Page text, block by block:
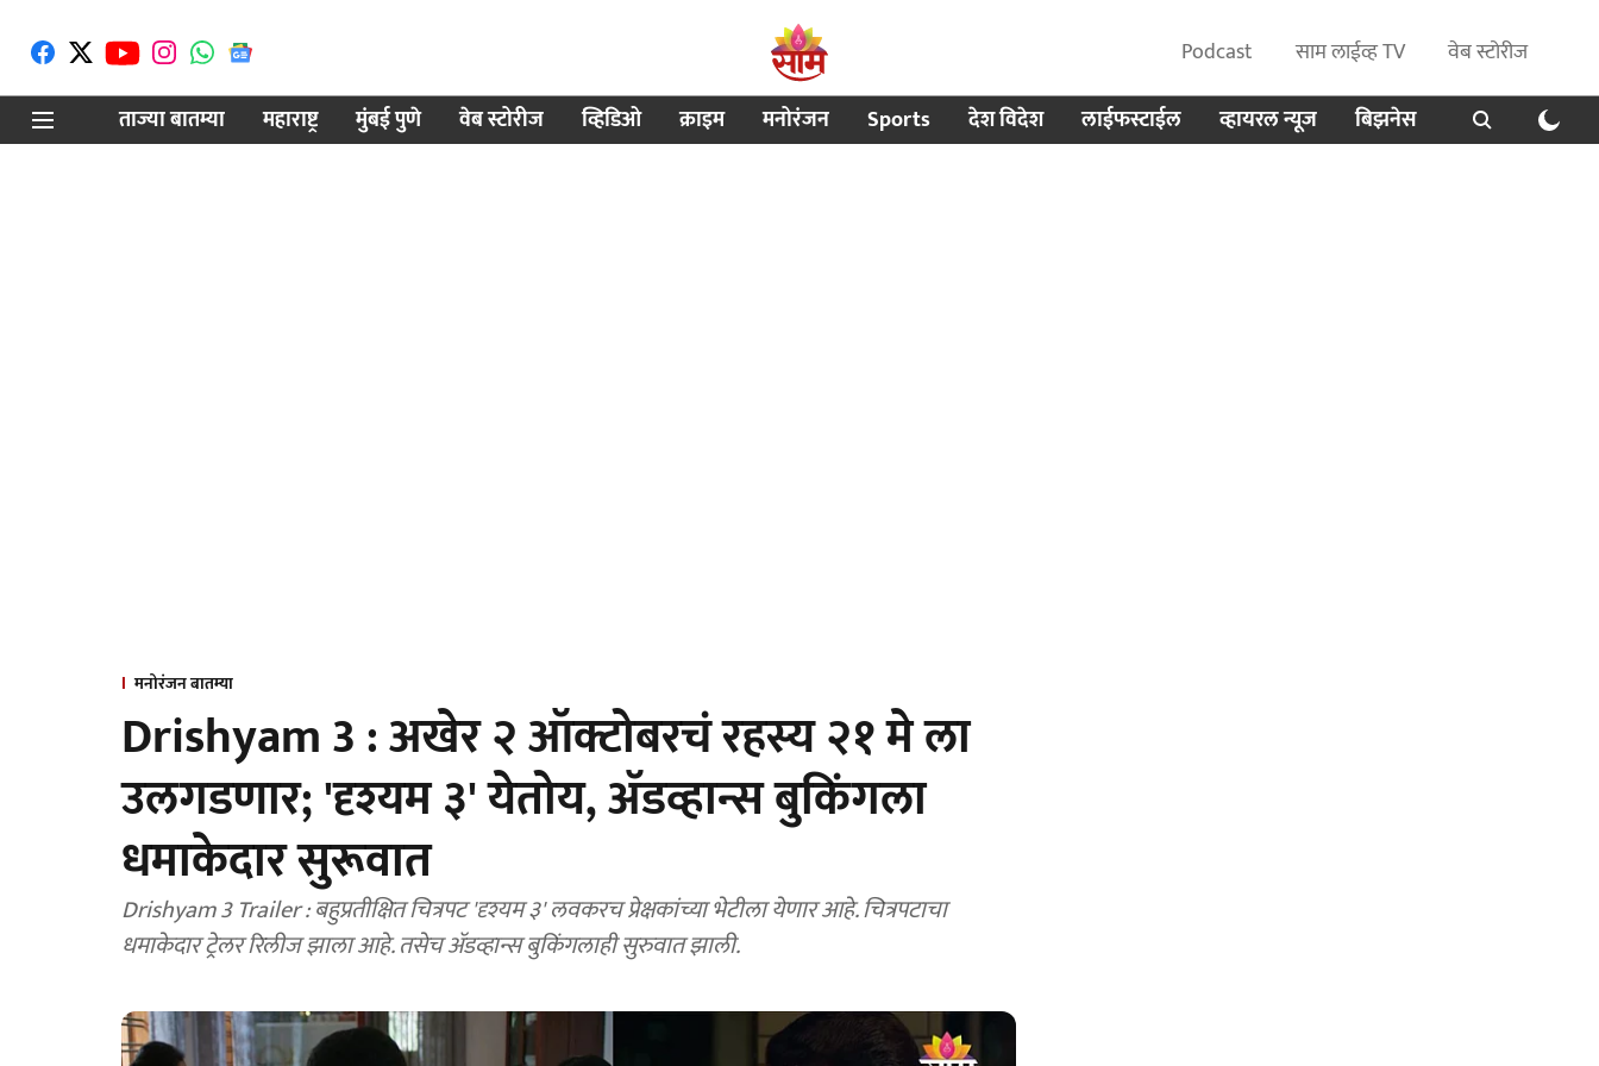
Podcast साम लाईव्ह TV
वेब स्टोरीज
ताज्या बातम्या
महाराष्ट्र मुंबई पुणे वेब स्टोरीज व्हिडिओ क्राइम मनोरंजन Sports देश विदेश लाईफस्टाईल व्हायरल न्यूज बिझनेस
मनोरंजन बातम्या
Drishyam 3 : अखेर २ ऑक्टोबरचं रहस्य २१ मे ला
उलगडणार; 'दृश्यम ३' येतोय, अ‍ॅडव्हान्स बुकिंगला
धमाकेदार सुरूवात
Drishyam 3 Trailer : बहुप्रतीक्षित चित्रपट 'दृश्यम ३' लवकरच प्रेक्षकांच्या भेटीला येणार आहे. चित्रपटाचा
धमाकेदार ट्रेलर रिलीज झाला आहे. तसेच अ‍ॅडव्हान्स बुकिंगलाही सुरुवात झाली.